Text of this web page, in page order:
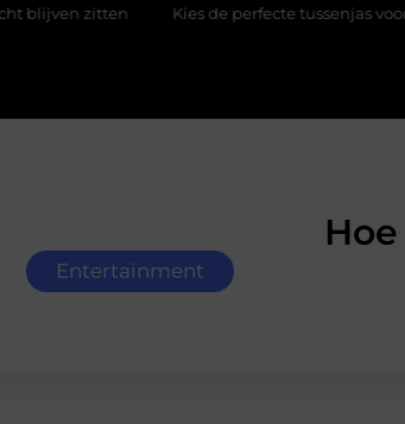
Kies de perfecte tussenjas voor heren
Entertainment